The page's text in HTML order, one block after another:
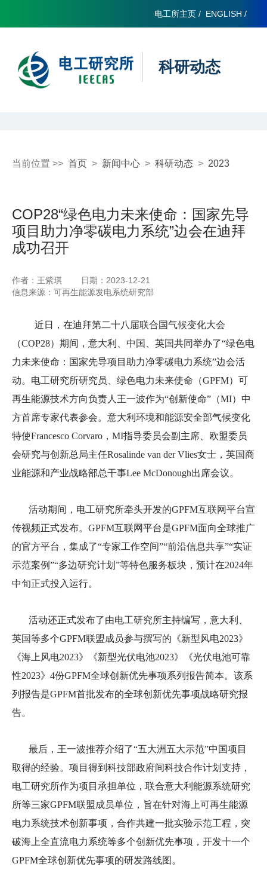
电工所主页 / ENGLISH /
科研动态
当前位置 >> 首页 > 新闻中心 > 科研动态 > 2023
COP28“绿色电力未来使命：国家先导
项目助力净零碳电力系统”边会在迪拜
成功召开
作者：王紫琪
日期：2023-12-21
信息来源：可再生能源发电系统研究部
近日，在迪拜第二十八届联合国气候变化大会
（COP28）期间，意大利、中国、英国共同举办了“绿色电
力未来使命：国家先导项目助力净零碳电力系统”边会活
动。电工研究所研究员、绿色电力未来使命（GPFM）可
再生能源技术方向负责人王一波作为“创新使命”（MI）中
方首席专家代表参会。 意大利环境和能源安全部气候变化
特使Francesco Corvaro ， MI指导委员会副主席、欧盟委员
会研究与创新总局主任Rosalinde van der Vlies女士，英国商
业能源和产业战略部总干事Lee McDonough出席会议。
活动期间，电工研究所牵头开发的GPFM互联网平台宣
传视频正式发布。 GPFM互联网平台是GPFM面向全球推广
的官方平台，集成了“专家工作空间”“前沿信息共享”“实证
示范案例”“多边研究计划 ”等特色服务板块，预计在2024年
中旬正式投入运行。
活动还正式发布了由电工研究所主持编写，意大利、
英国等多个GPFM联盟成员参与撰写的 《新型风电2023》
《海上风电2023》《新型光伏电池2023》《光伏电池可靠
性2023》 4份GPFM全球创新优先事项系列报告简本。 该系
列 报告是GPFM首批发布的全球创新优先事项战略研究报
告。
最后，王一波推荐介绍了“五大洲五大示范”中国项目
取得的经验。项目得到科技部政府间科技合作计划支持，
电工研究所作为项目承担单位，联合意大利能源系统研究
所等三家GPFM联盟成员单位， 旨在针对海上可再生能源
电力系统技术创新事项，合作共建一批实验示范工程 ， 突
破海上全直流电力系统等多个创新优先事项 ， 开发十一个
GPFM全球创新优先事项的研发路线图。